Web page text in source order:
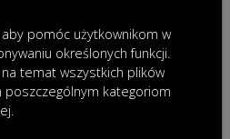
O OFERTĘ
pomóc użytkownikom w
określonych funkcji.
temat wszystkich plików
kategoriom